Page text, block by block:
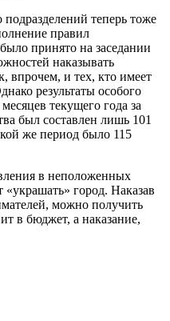
теперь тоже
правил
принято на заседании
наказывать
впрочем, и тех, кто имеет
результаты особого
текущего года за
был составлен лишь 101
же период было 115
в неположенных
город. Наказав
можно получить
в бюджет, а наказание,